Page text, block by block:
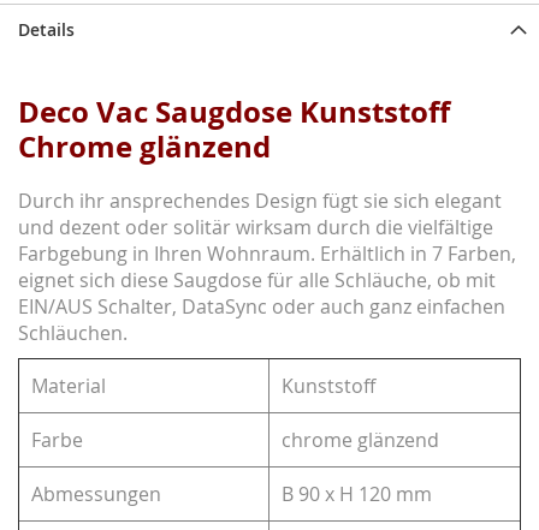
Details
Deco Vac Saugdose Kunststoff
Chrome glänzend
Durch ihr ansprechendes Design fügt sie sich elegant
und dezent oder solitär wirksam durch die vielfältige
Farbgebung in Ihren Wohnraum. Erhältlich in 7 Farben,
eignet sich diese Saugdose für alle Schläuche, ob mit
EIN/AUS Schalter, DataSync oder auch ganz einfachen
Schläuchen.
Material
Kunststoff
Farbe chrome glänzend
Abmessungen B 90 x H 120 mm